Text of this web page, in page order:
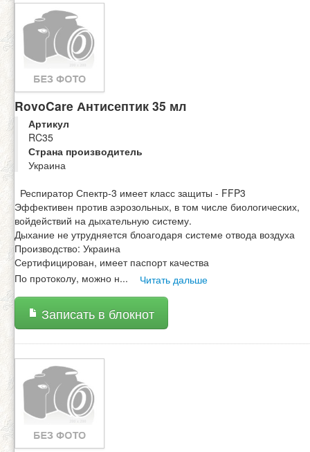
RovoCare Антисептик 35 мл
Артикул
RC35
Страна производитель
Украина
Респиратор Спектр-3 имеет класс защиты - FFP3
Эффективен против аэрозольных, в том числе биологических,
войдействий на дыхательную систему.
Дыхание не утрудняется блоагодаря системе отвода воздуха
Производство: Украина
Сертифицирован, имеет паспорт качества
По протоколу, можно н... Читать дальше
Записать в блокнот